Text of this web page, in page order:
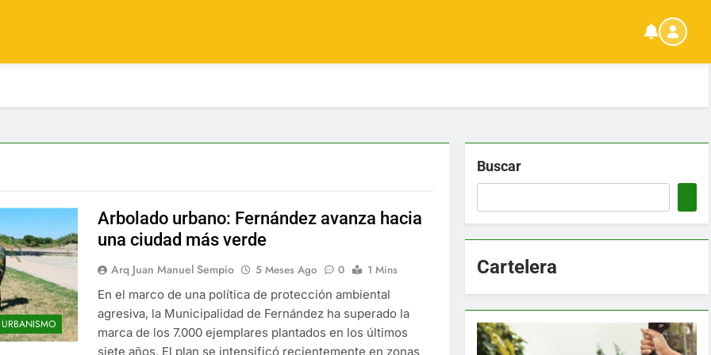
URBANISMO
Arbolado urbano: Fernández avanza hacia
una ciudad más verde
Arq Juan Manuel Sempio 5 Meses Ago 0
1 Mins
En el marco de una política de protección ambiental
agresiva, la Municipalidad de Fernández ha superado la
marca de los 7.000 ejemplares plantados en los últimos
siete años. El plan se intensificó recientemente en zonas
Buscar
Cartelera